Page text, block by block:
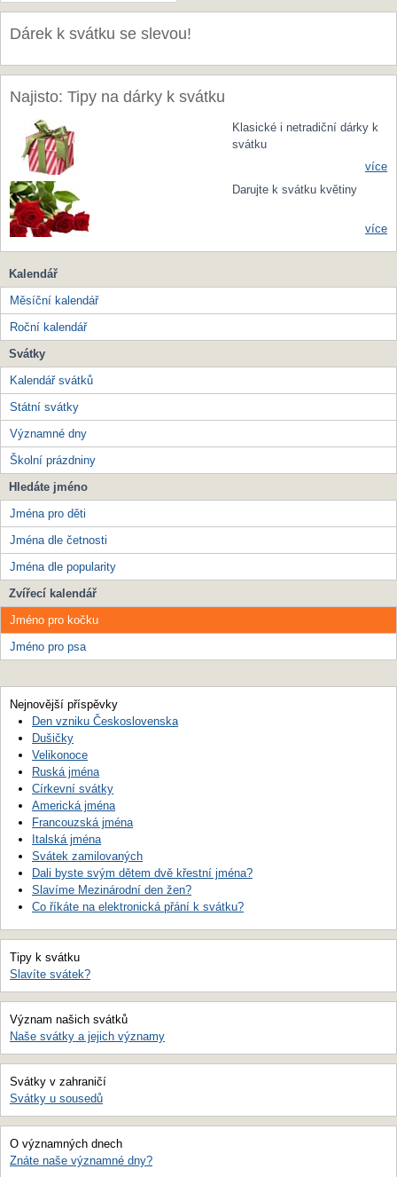
Dárek k svátku se slevou!
Najisto: Tipy na dárky k svátku
Klasické i netradiční dárky k
svátku
více
Darujte k svátku květiny
více
Kalendář
Měsíční kalendář
Roční kalendář
Svátky
Kalendář svátků
Státní svátky
Významné dny
Školní prázdniny
Hledáte jméno
Jména pro děti
Jména dle četnosti
Jména dle popularity
Zvířecí kalendář
Jméno pro kočku
Jméno pro psa
Nejnovější příspěvky
Den vzniku Československa
Dušičky
Velikonoce
Ruská jména
Církevní svátky
Americká jména
Francouzská jména
Italská jména
Svátek zamilovaných
Dali byste svým dětem dvě křestní jména?
Slavíme Mezinárodní den žen?
Co říkáte na elektronická přání k svátku?
Tipy k svátku
Slavíte svátek?
Význam našich svátků
Naše svátky a jejich významy
Svátky v zahraničí
Svátky u sousedů
O významných dnech
Znáte naše významné dny?